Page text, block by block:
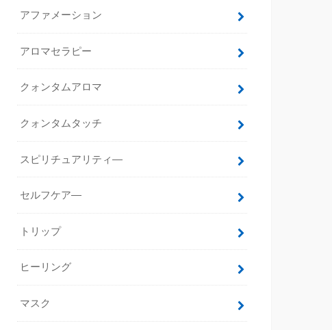
アファメーション
アロマセラピー
クォンタムアロマ
クォンタムタッチ
スピリチュアリティ―
セルフケア―
トリップ
ヒーリング
マスク